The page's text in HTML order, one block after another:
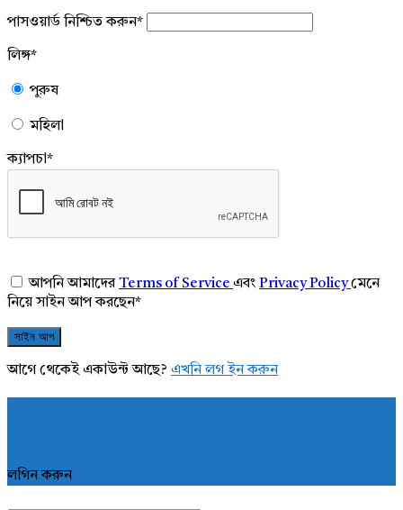
পাসওয়ার্ড নিশ্চিত করুন*
লিঙ্গ*
পুরুষ
মহিলা
ক্যাপচা*
আপনি আমাদেরTerms of Service এবং Privacy Policyমেনে
নিয়ে সাইন আপ করছেন*
আগে থেকেই একাউন্ট আছে? এখনি লগ ইন করুন
লগিন করুন